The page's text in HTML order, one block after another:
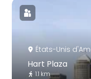
États-Unis
Hart Plaza
1.1 km